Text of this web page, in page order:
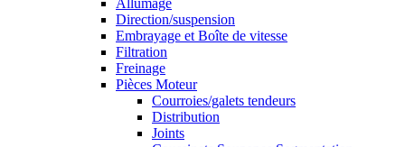
Allumage
Direction/suspension
Embrayage et Boîte de vitesse
Filtration
Freinage
Pièces Moteur
Courroies/galets tendeurs
Distribution
Joints